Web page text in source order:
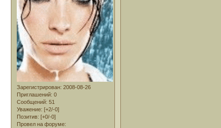
Зарегистрирован: 2008-08-26
Приглашений: 0
Сообщений: 51
Уважение: [+2/-0]
Позитив: [+0/-0]
Провел на форуме: